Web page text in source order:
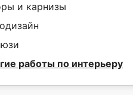
и карнизы
работы по интерьеру